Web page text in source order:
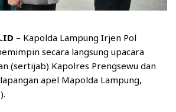
– Kapolda Lampung Irjen Pol
secara langsung upacara
(sertijab) Kapolres Prengsewu dan
apel Mapolda Lampung,